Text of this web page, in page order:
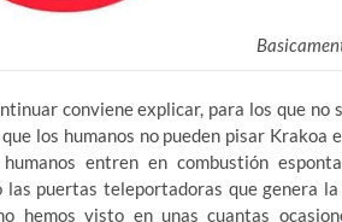
conviene explicar, para los que
los humanos no pueden pisar
entren en combustión
las puertas teleportadoras que genera
hemos visto en unas cuantas